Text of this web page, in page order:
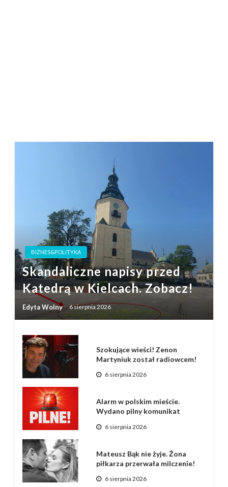
BIZNES&POLITYKA
Skandaliczne napisy przed
Katedrą w Kielcach. Zobacz!
Edyta Wolny 6 sierpnia 2026
Szokujące wieści! Zenon
Martyniuk został radiowcem!
6 sierpnia 2026
Alarm w polskim mieście.
Wydano pilny komunikat
6 sierpnia 2026
Mateusz Bąk nie żyje. Żona
piłkarza przerwała milczenie!
6 sierpnia 2026